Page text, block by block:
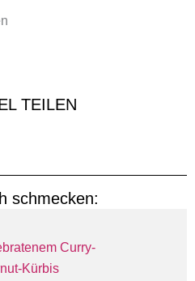
TEILEN
schmecken:
Curry-
Kürbis